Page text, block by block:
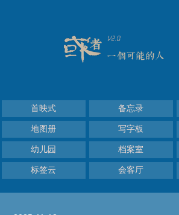
首映式 备忘录
地图册 写字板
幼儿园 档案室
标签云 会客厅